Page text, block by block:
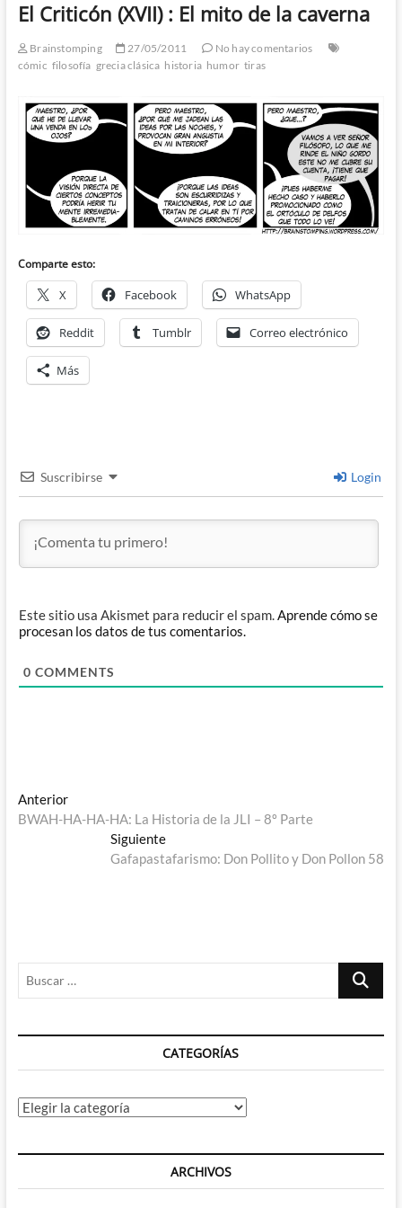
El Criticón (XVII) : El mito de la caverna
Brainstomping 27/05/2011
No hay comentarios
cómic filosofía grecia clásica historia humor tiras
Comparte esto:
X Facebook WhatsApp
Reddit Tumblr Correo electrónico
Más
Suscribirse Login
Este sitio usa Akismet para reducir el spam.Aprende cómo se
procesan los datos de tus comentarios.
0 COMMENTS
Navegación
de
entradas
AnteriorEntrada
anterior:
BWAH-HA-HA-HA: La Historia de la JLI – 8º Parte
SiguienteEntrada
siguiente:
Gafapastafarismo: Don Pollito y Don Pollon 58
Buscar
CATEGORÍAS
Categorías
ARCHIVOS